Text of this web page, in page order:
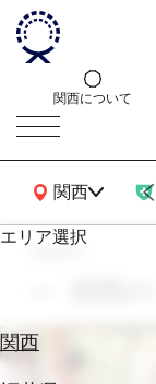
関西について
関西
関西広域MAP
エリア選択
関西
エ
を
search